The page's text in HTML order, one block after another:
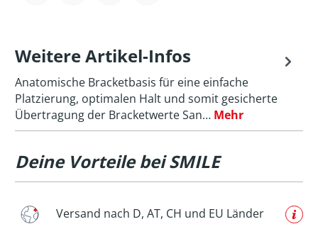
Weitere Artikel-Infos
Anatomische Bracketbasis für eine einfache
Platzierung, optimalen Halt und somit gesicherte
Übertragung der Bracketwerte San… Mehr
Deine Vorteile bei SMILE
Versand nach D, AT, CH und EU Länder